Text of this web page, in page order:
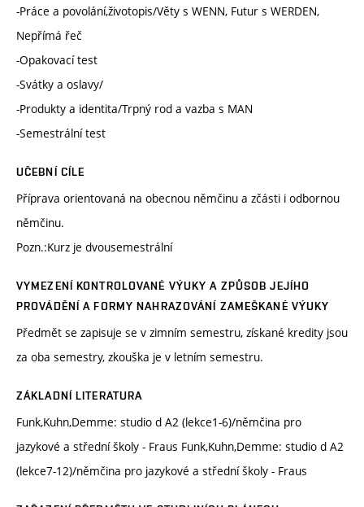
-Práce a povolání,životopis/Věty s WENN, Futur s WERDEN,
Nepřímá řeč
-Opakovací test
-Svátky a oslavy/
-Produkty a identita/Trpný rod a vazba s MAN
-Semestrální test
UČEBNÍ CÍLE
Příprava orientovaná na obecnou němčinu a zčásti i odbornou
němčinu.
Pozn.:Kurz je dvousemestrální
VYMEZENÍ KONTROLOVANÉ VÝUKY A ZPŮSOB JEJÍHO
PROVÁDĚNÍ A FORMY NAHRAZOVÁNÍ ZAMEŠKANÉ VÝUKY
Předmět se zapisuje se v zimním semestru, získané kredity jsou
za oba semestry, zkouška je v letním semestru.
ZÁKLADNÍ LITERATURA
Funk,Kuhn,Demme: studio d A2 (lekce1-6)/němčina pro
jazykové a střední školy - Fraus Funk,Kuhn,Demme: studio d A2
(lekce7-12)/němčina pro jazykové a střední školy - Fraus